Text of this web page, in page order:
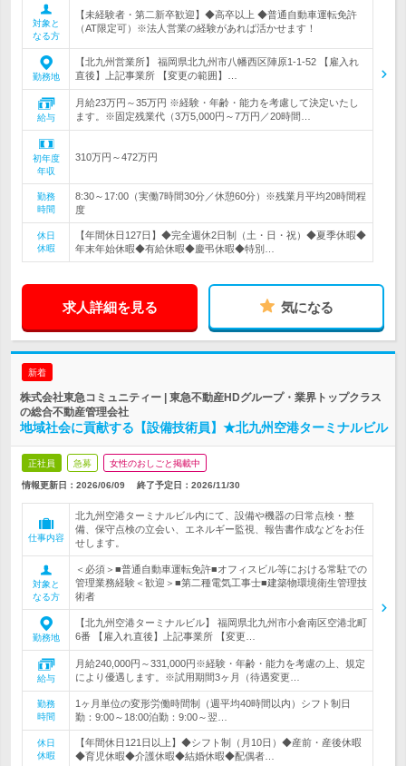
対象と
なる方
【未経験者・第二新卒歓迎】◆高卒以上 ◆普通自動車運転免許
（AT限定可）※法人営業の経験があれば活かせます！
勤務地
【北九州営業所】 福岡県北九州市八幡西区陣原1-1-52 【雇入れ
直後】上記事業所 【変更の範囲】…
給与
月給23万円～35万円 ※経験・年齢・能力を考慮して決定いたし
ます。※固定残業代（3万5,000円～7万円／20時間…
初年度
年収
310万円～472万円
勤務
時間
8:30～17:00（実働7時間30分／休憩60分）※残業月平均20時間程
度
休日
休暇
【年間休日127日】◆完全週休2日制（土・日・祝）◆夏季休暇◆
年末年始休暇◆有給休暇◆慶弔休暇◆特別…
求人詳細を見る 気になる
新着
株式会社東急コミュニティー | 東急不動産HDグループ・業界トップクラス
の総合不動産管理会社
地域社会に貢献する【設備技術員】★北九州空港ターミナルビル
正社員 急募 女性のおしごと掲載中
情報更新日：2026/06/09 終了予定日： 2026/11/30
仕事内容
北九州空港ターミナルビル内にて、設備や機器の日常点検・整
備、保守点検の立会い、エネルギー監視、報告書作成などをお任
せします。
対象と
なる方
＜必須＞■普通自動車運転免許■オフィスビル等における常駐での
管理業務経験＜歓迎＞■第二種電気工事士■建築物環境衛生管理技
術者
勤務地
【北九州空港ターミナルビル】 福岡県北九州市小倉南区空港北町
6番 【雇入れ直後】上記事業所 【変更…
給与
月給240,000円～331,000円※経験・年齢・能力を考慮の上、規定
により優遇します。※試用期間3ヶ月（待遇変更…
勤務
時間
1ヶ月単位の変形労働時間制（週平均40時間以内）シフト制日
勤：9:00～18:00泊勤：9:00～翌…
休日
休暇
【年間休日121日以上】◆シフト制（月10日）◆産前・産後休暇
◆育児休暇◆介護休暇◆結婚休暇◆配偶者…